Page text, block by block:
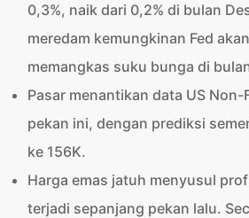
0,3%, naik dari 0,2% di bulan
meredam kemungkinan Fed
memangkas suku bunga di
Pasar menantikan data US Non-
pekan ini, dengan prediksi
ke 156K.
Harga emas jatuh menyusul
terjadi sepanjang pekan lalu.